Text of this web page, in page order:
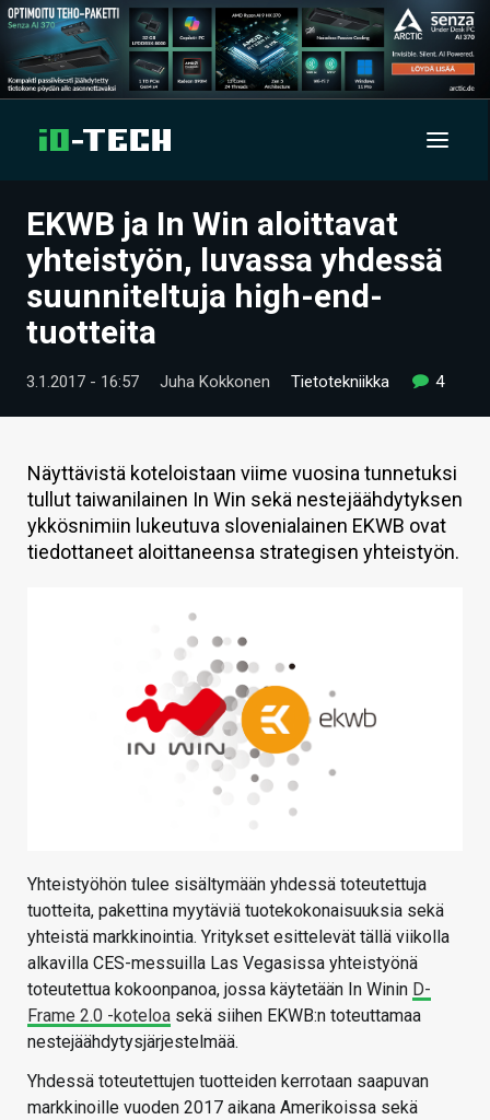
UUTISET
ARTIKKELIT
VIDEOT
TECHBBS
HINTA.FI
KAUPPA
VAIHDA TEEMA
EKWB ja In Win aloittavat
yhteistyön, luvassa yhdessä
suunniteltuja high-end-
tuotteita
3.1.2017 - 16:57 Juha Kokkonen Tietotekniikka 4
Näyttävistä koteloistaan viime vuosina tunnetuksi
tullut taiwanilainen In Win sekä nestejäähdytyksen
ykkösnimiin lukeutuva slovenialainen EKWB ovat
tiedottaneet aloittaneensa strategisen yhteistyön.
Yhteistyöhön tulee sisältymään yhdessä toteutettuja
tuotteita, pakettina myytäviä tuotekokonaisuuksia sekä
yhteistä markkinointia. Yritykset esittelevät tällä viikolla
alkavilla CES-messuilla Las Vegasissa yhteistyönä
toteutettua kokoonpanoa, jossa käytetään In Winin D-
Frame 2.0 -koteloa sekä siihen EKWB:n toteuttamaa
nestejäähdytysjärjestelmää.
Yhdessä toteutettujen tuotteiden kerrotaan saapuvan
markkinoille vuoden 2017 aikana Amerikoissa sekä